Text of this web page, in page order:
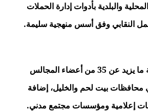
والبلدية بأدوات إدارة الحملات
النقابي وفق أسس منهجية سليمة.
وشارك في الورشة ما يزيد عن 35 من أعضاء المجالس
محافظات بيت لحم والخليل، إضافة
إعلامية ومؤسسات مجتمع مدني.